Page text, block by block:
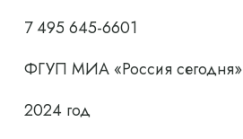
7 495 645-6601
ФГУП МИА «Россия сегодня»
2024 год